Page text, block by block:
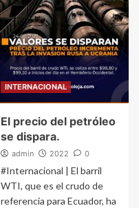
INTERNACIONAL
El precio del petróleo
se dispara.
admin 2022 0
#Internacional | El barril
WTI, que es el crudo de
referencia para Ecuador, ha